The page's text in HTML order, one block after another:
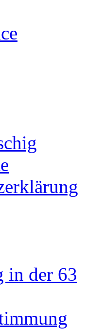
in der 63